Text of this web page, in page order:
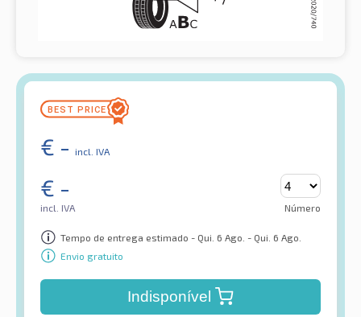
€ - incl. IVA
€ -
incl. IVA Número
Tempo de entrega estimado - Qui. 6 Ago. - Qui. 6 Ago.
Envio gratuito
Indisponível